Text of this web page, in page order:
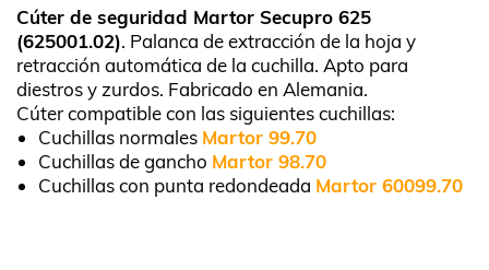
Cúter de seguridad Martor Secupro 625
(625001.02). Palanca de extracción de la hoja y
retracción automática de la cuchilla. Apto para
diestros y zurdos. Fabricado en Alemania.
Cúter compatible con las siguientes cuchillas:
Cuchillas normales Martor 99.70
Cuchillas de gancho Martor 98.70
Cuchillas con punta redondeada Martor 60099.70